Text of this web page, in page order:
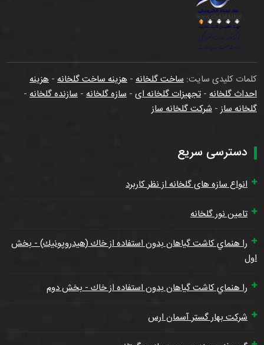
کلمات کلیدی سایت: ساخت گلخانه - هزینه ساخت گلخانه - هزینه
احداث گلخانه - تجهیزات گلخانه ای - سازه گلخانه - سازنده گلخانه -
گلخانه ساز- شرکت گلخانه ساز
دسترسی سریع
انواع سازه های گلخانه از نظر کاربرد
تامین نور گلخانه
را هنماي كاشت گياهان بدون استفاده از خاك (هيدروپونيك) - بخش
اول
را هنماي كاشت گياهان بدون استفاده از خاك - بخش دوم
شرکت بهار گستر آسمان ارس